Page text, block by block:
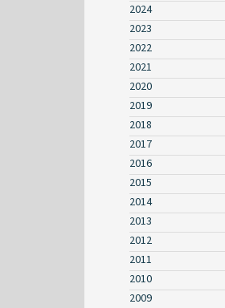
2024
2023
2022
2021
2020
2019
2018
2017
2016
2015
2014
2013
2012
2011
2010
2009